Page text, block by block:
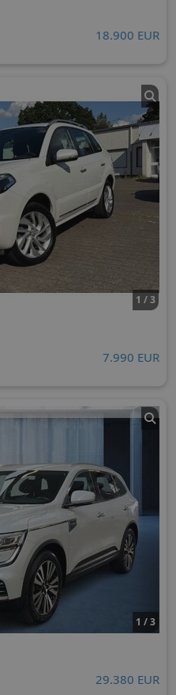
18.900 EUR
1 / 3
7.990 EUR
1 / 3
29.380 EUR